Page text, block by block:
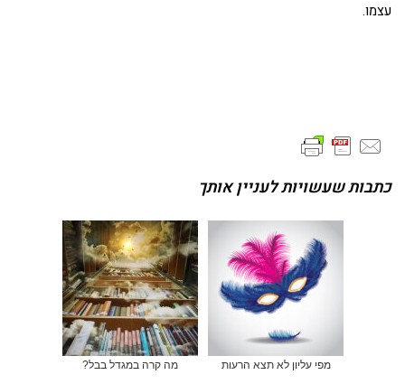
עצמו.
כתבות שעשויות לעניין אותך
מפי עליון לא תצא הרעות מה קרה במגדל בבל?